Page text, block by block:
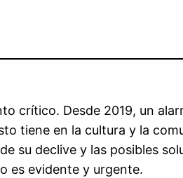
crítico. Desde 2019, un
tiene en la cultura y la
su declive y las posibles
es evidente y urgente.